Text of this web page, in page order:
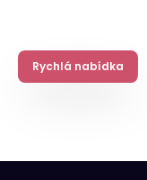
Rychlá nabídka